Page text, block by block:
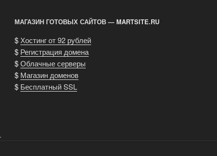
МАГАЗИН ГОТОВЫХ САЙТОВ — MARTSITE.RU
$ Хостинг от 92 рублей
$ Регистрация домена
$Облачные серверы
$ Магазин доменов
$ Бесплатный SSL
.